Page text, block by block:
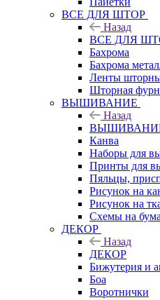
ВСЕ ДЛЯ ШТОР
Назад
ВСЕ ДЛЯ
Бахрома
Бахрома
Ленты
Шторная
ВЫШИВАНИЕ
Назад
Канва
Наборы для
Принты для
Пяльцы,
Рисунок на
Рисунок на
Схемы на
ДЕКОР
Назад
ДЕКОР
Бижутерия и
Боа
Воротнички